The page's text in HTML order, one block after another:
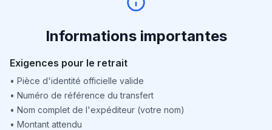
Informations importantes
Exigences pour le retrait
• Pièce d'identité officielle valide
• Numéro de référence du transfert
• Nom complet de l'expéditeur (votre nom)
• Montant attendu